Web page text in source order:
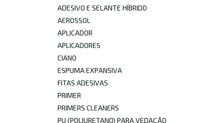
ADESIVO E SELANTE HÍBRIDO
AEROSSOL
APLICADOR
APLICADORES
CIANO
ESPUMA EXPANSIVA
FITAS ADESIVAS
PRIMER
PRIMERS CLEANERS
PU (POLIURETANO) PARA VEDAÇÃO